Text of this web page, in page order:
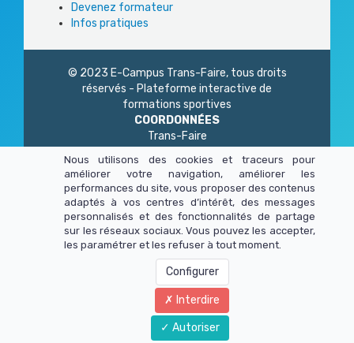
Devenez formateur
Infos pratiques
© 2023 E-Campus Trans-Faire, tous droits
réservés - Plateforme interactive de
formations sportives
COORDONNÉES
Trans-Faire
75 020 Paris
01 45 23 83 87
Du lundi au vendredi
de 9h à 13h - 14h à 17h
Nous utilisons des cookies et traceurs pour
améliorer votre navigation, améliorer les
performances du site, vous proposer des contenus
adaptés à vos centres d’intérêt, des messages
personnalisés et des fonctionnalités de partage
sur les réseaux sociaux. Vous pouvez les accepter,
les paramétrer et les refuser à tout moment.
Configurer
Interdire
Autoriser